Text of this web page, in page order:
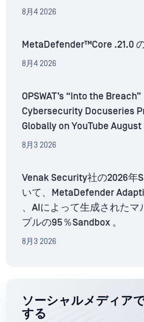
8月4 2026
MetaDefender™Core .21.0
8月4 2026
OPSWAT’s “Into the Breach”
Cybersecurity Docuseries
Globally on YouTube August
8月3 2026
Venak Security社の2026年
いて、MetaDefender
、AIによって生成されたマ
プルの95％Sandbox 。
8月3 2026
ソーシャルメディア
する